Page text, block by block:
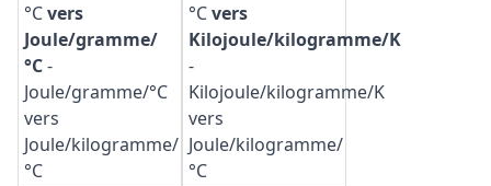
°Cvers
Joule/gramme/
°C-
Joule/gramme/°C
vers
Joule/kilogramme/
°C
°Cvers
Kilojoule/kilogramme/K
-
Kilojoule/kilogramme/K
vers
Joule/kilogramme/
°C